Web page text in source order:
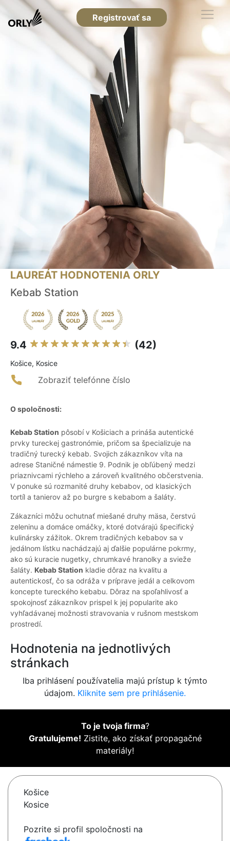
Registrovať sa
LAUREÁT HODNOTENIA ORLY
Kebab Station
9.4 (42)
Košice, Kosice
Zobraziť telefónne číslo
O spoločnosti:
Kebab Station pôsobí v Košiciach a prináša autentické
prvky tureckej gastronómie, pričom sa špecializuje na
tradičný turecký kebab. Svojich zákazníkov víta na
adrese Staničné námestie 9. Podnik je obľúbený medzi
priaznivcami rýchleho a zároveň kvalitného občerstvenia.
V ponuke sú rozmanité druhy kebabov, od klasických
tortíl a tanierov až po burgre s kebabom a šaláty.
Zákazníci môžu ochutnať miešané druhy mäsa, čerstvú
zeleninu a domáce omáčky, ktoré dotvárajú špecifický
kulinársky zážitok. Okrem tradičných kebabov sa v
jedálnom lístku nachádzajú aj ďalšie populárne pokrmy,
ako sú kuracie nugetky, chrumkavé hranolky a svieže
šaláty. Kebab Station kladie dôraz na kvalitu a
autentickosť, čo sa odráža v príprave jedál a celkovom
koncepte tureckého kebabu. Dôraz na spoľahlivosť a
spokojnosť zákazníkov prispel k jej popularite ako
vyhľadávanej možnosti stravovania v rušnom mestskom
prostredí.
Hodnotenia na jednotlivých
stránkach
Iba prihlásení používatelia majú prístup k týmto
údajom. Kliknite sem pre prihlásenie.
To je tvoja firma?
Gratulujeme! Zistite, ako získať propagačné
materiály!
Košice
Kosice
Pozrite si profil spoločnosti na